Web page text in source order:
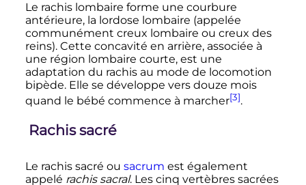
Le rachis lombaire forme une courbure
antérieure, la lordose lombaire (appelée
communément creux lombaire ou creux des
reins). Cette concavité en arrière, associée à
une région lombaire courte, est une
adaptation du rachis au mode de locomotion
bipède. Elle se développe vers douze mois
quand le bébé commence à marcher[3].
Rachis sacré
Le rachis sacré ou sacrum est également
appelé rachis sacral. Les cinq vertèbres sacrées